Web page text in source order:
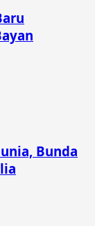
Bunda